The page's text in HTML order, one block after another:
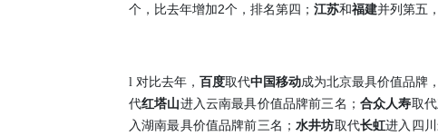
个，比去年增加2个，排名第四； 江苏和福建并列第五
l 对比去年， 百度取代中国移动成为北京最具价值品牌，
代红塔山进入云南最具价值品牌前三名； 合众人寿取代
入湖南最具价值品牌前三名； 水井坊取代长虹进入四